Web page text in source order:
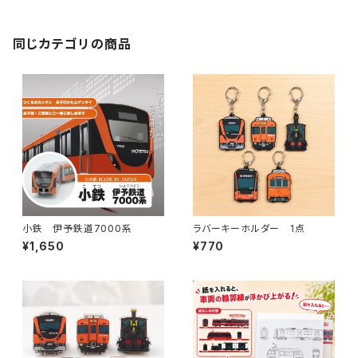
同じカテゴリの商品
小鉄 伊予鉄道7000系
¥1,650
ラバーキーホルダー 1点
¥770